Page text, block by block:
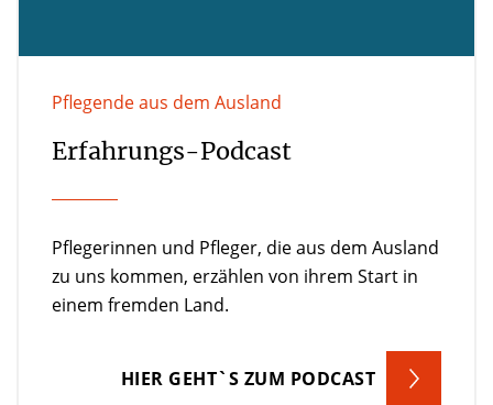
Pflegende aus dem Ausland
Erfahrungs-Podcast
Pflegerinnen und Pfleger, die aus dem Ausland
zu uns kommen, erzählen von ihrem Start in
einem fremden Land.
HIER GEHT`S ZUM PODCAST